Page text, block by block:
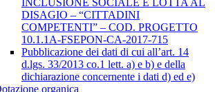
INCLUSIONE SOCIALE E LOTTA AL
DISAGIO – “CITTADINI
COMPETENTI” – COD. PROGETTO
10.1.1A-FSEPON-CA-2017-715
Pubblicazione dei dati di cui all’art. 14
d.lgs. 33/2013 co.1 lett. a) e b) e della
dichiarazione concernente i dati d) ed e)
organica